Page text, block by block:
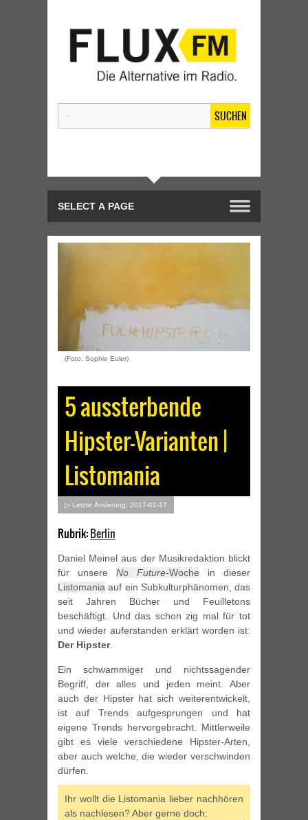
SUCHEN
(Foto: Sophie Euler)
5 aussterbende
Hipster-Varianten |
Listomania
▷ Letzte Änderung: 2017-01-17
Rubrik:Berlin
Daniel Meinel aus der Musikredaktion blickt
für unsere No Future-Woche in dieser
Listomania auf ein Subkulturphänomen, das
seit Jahren Bücher und Feuilletons
beschäftigt. Und das schon zig mal für tot
und wieder auferstanden erklärt worden ist:
Der Hipster.
Ein schwammiger und nichtssagender
Begriff, der alles und jeden meint. Aber
auch der Hipster hat sich weiterentwickelt,
ist auf Trends aufgesprungen und hat
eigene Trends hervorgebracht. Mittlerweile
gibt es viele verschiedene Hipster-Arten,
aber auch welche, die wieder verschwinden
dürfen.
Ihr wollt die Listomania lieber nachhören
als nachlesen? Aber gerne doch: